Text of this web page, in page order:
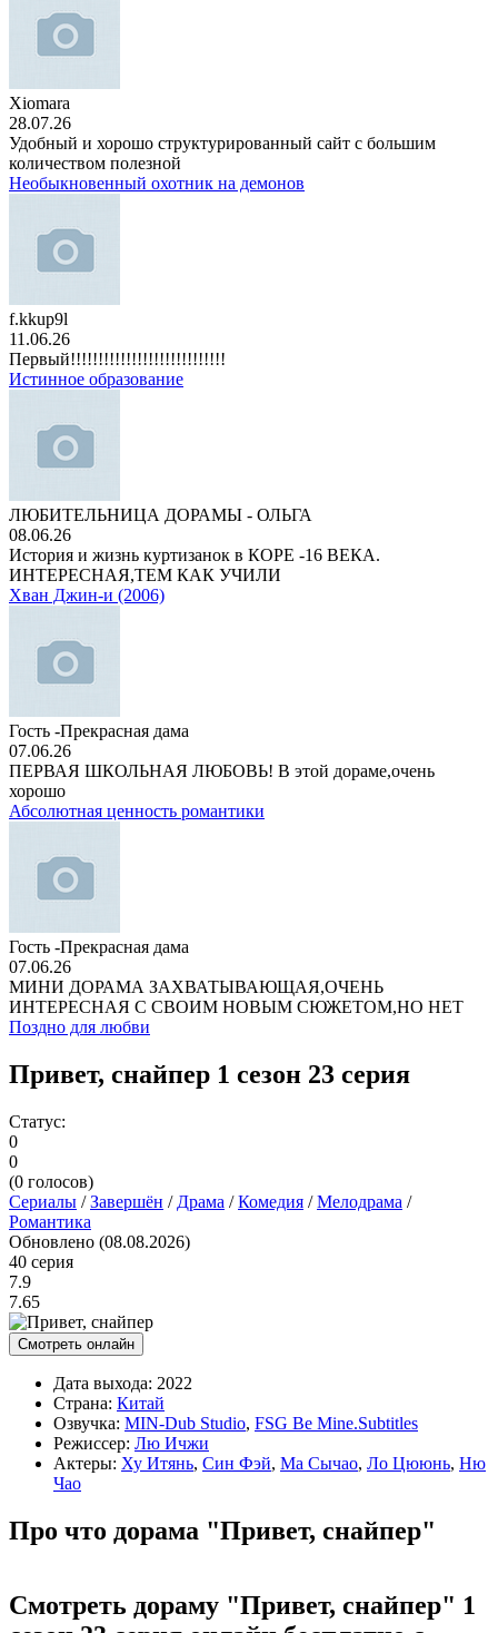
Xiomara
28.07.26
Удобный и хорошо структурированный сайт с большим
количеством полезной
Необыкновенный охотник на демонов
f.kkup9l
11.06.26
Первый!!!!!!!!!!!!!!!!!!!!!!!!!!!!
Истинное образование
ЛЮБИТЕЛЬНИЦА ДОРАМЫ - ОЛЬГА
08.06.26
История и жизнь куртизанок в КОРЕ -16 ВЕКА.
ИНТЕРЕСНАЯ,ТЕМ КАК УЧИЛИ
Хван Джин-и (2006)
Гость -Прекрасная дама
07.06.26
ПЕРВАЯ ШКОЛЬНАЯ ЛЮБОВЬ! В этой дораме,очень
хорошо
Абсолютная ценность романтики
Гость -Прекрасная дама
07.06.26
МИНИ ДОРАМА ЗАХВАТЫВАЮЩАЯ,ОЧЕНЬ
ИНТЕРЕСНАЯ С СВОИМ НОВЫМ СЮЖЕТОМ,НО НЕТ
Поздно для любви
Привет, снайпер 1 сезон 23 серия
Статус:
0
0
(0 голосов)
Сериалы /Завершён / Драма /Комедия /Мелодрама /
Романтика
Обновлено (08.08.2026)
40 серия
7.9
7.65
Смотреть онлайн
Дата выхода: 2022
Страна: Китай
Озвучка: MIN-Dub Studio, FSG Be Mine.Subtitles
Режиссер: Лю Ичжи
Актеры: Ху Итянь, Син Фэй, Ма Сычао, Ло Цююнь, Ню
Чао
Про что дорама "Привет, снайпер"
Смотреть дораму "Привет, снайпер" 1